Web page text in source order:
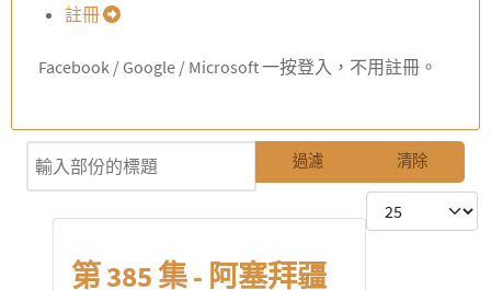
註冊
Facebook / Google / Microsoft 一按登入，不用註冊。
輸入部份的標題 過濾 清除
每頁顯示條數
第 385 集 - 阿塞拜疆